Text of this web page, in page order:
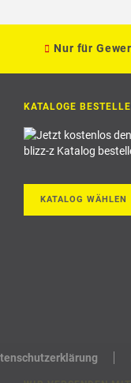
Nur für
KATALOGE
KATALOG WÄHLEN